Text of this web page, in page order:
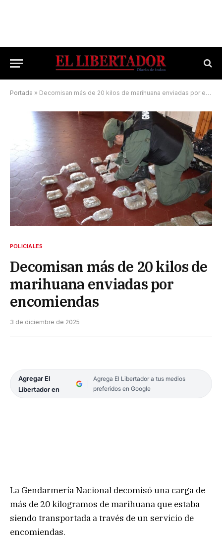
Portada » Decomisan más de 20 kilos de marihuana enviadas por encomiendas
POLICIALES
Decomisan más de 20 kilos de
marihuana enviadas por
encomiendas
3 de diciembre de 2025
Agregar El
Libertador en
Agrega El Libertador a tus medios
preferidos en Google
La Gendarmería Nacional decomisó una carga de
más de 20 kilogramos de marihuana que estaba
siendo transportada a través de un servicio de
encomiendas.